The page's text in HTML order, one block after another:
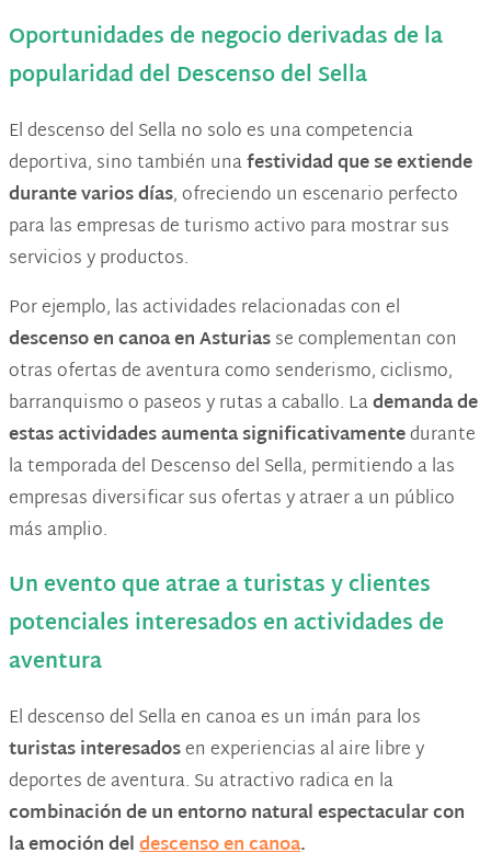
Oportunidades de negocio derivadas de la
popularidad del Descenso del Sella
El descenso del Sella no solo es una competencia
deportiva, sino también unafestividad que se extiende
durante varios días, ofreciendo un escenario perfecto
para las empresas de turismo activo para mostrar sus
servicios y productos.
Por ejemplo, las actividades relacionadas con el
descenso en canoa en Asturiasse complementan con
otras ofertas de aventura como senderismo, ciclismo,
barranquismo o paseos y rutas a caballo. Lademanda de
estas actividades aumenta significativamentedurante
la temporada del Descenso del Sella, permitiendo a las
empresas diversificar sus ofertas y atraer a un público
más amplio​.
Un evento que atrae a turistas y clientes
potenciales interesados en actividades de
aventura
El descenso del Sella en canoa es un imán para los
turistas interesadosen experiencias al aire libre y
deportes de aventura. Su atractivo radica en la
combinación de un entorno natural espectacular con
la emoción deldescenso en canoa.